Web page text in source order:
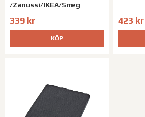
/Zanussi/IKEA/Smeg
339 kr
KÖP
423 kr